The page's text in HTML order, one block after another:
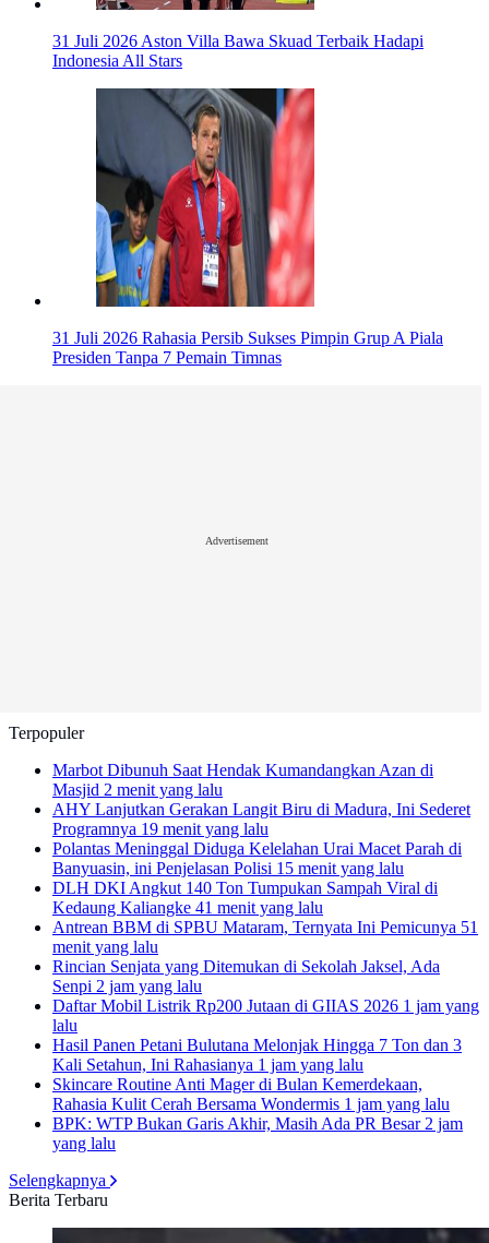
31 Juli 2026Aston Villa Bawa Skuad Terbaik Hadapi
Indonesia All Stars
31 Juli 2026 Rahasia Persib Sukses Pimpin Grup A Piala
Presiden Tanpa 7 Pemain Timnas
Advertisement
Terpopuler
Marbot Dibunuh Saat Hendak Kumandangkan Azan di
Masjid 2 menit yang lalu
AHY Lanjutkan Gerakan Langit Biru di Madura, Ini Sederet
Programnya 19 menit yang lalu
Polantas Meninggal Diduga Kelelahan Urai Macet Parah di
Banyuasin, ini Penjelasan Polisi 15 menit yang lalu
DLH DKI Angkut 140 Ton Tumpukan Sampah Viral di
Kedaung Kaliangke 41 menit yang lalu
Antrean BBM di SPBU Mataram, Ternyata Ini Pemicunya 51
menit yang lalu
Rincian Senjata yang Ditemukan di Sekolah Jaksel, Ada
Senpi 2 jam yang lalu
Daftar Mobil Listrik Rp200 Jutaan di GIIAS 2026 1 jam yang
lalu
Hasil Panen Petani Bulutana Melonjak Hingga 7 Ton dan 3
Kali Setahun, Ini Rahasianya 1 jam yang lalu
Skincare Routine Anti Mager di Bulan Kemerdekaan,
Rahasia Kulit Cerah Bersama Wondermis 1 jam yang lalu
BPK: WTP Bukan Garis Akhir, Masih Ada PR Besar2 jam
yang lalu
Selengkapnya
Berita Terbaru